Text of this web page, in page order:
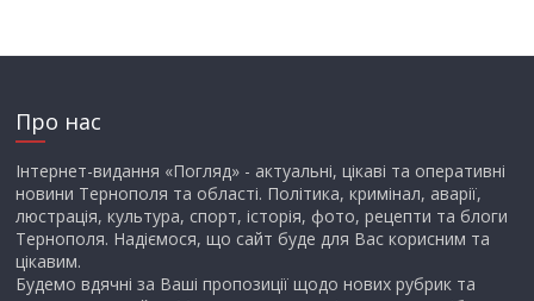
Про нас
Інтернет-видання «Погляд» - актуальні, цікаві та оперативні
новини Тернополя та області. Політика, кримінал, аварії,
люстрація, культура, спорт, історія, фото, рецепти та блоги
Тернополя. Надіємося, що сайт буде для Вас корисним та
цікавим.
Будемо вдячні за Ваші пропозиції щодо нових рубрик та